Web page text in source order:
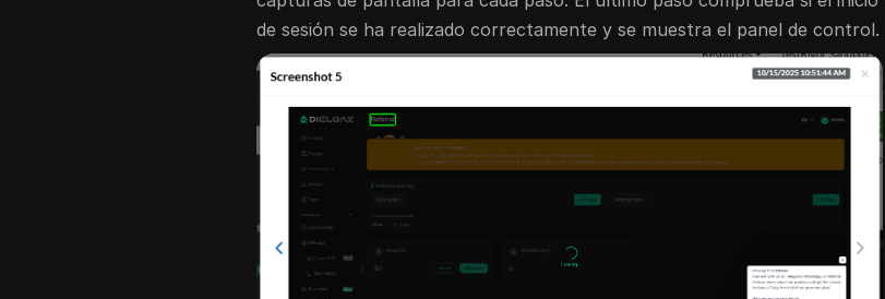
de sesión se ha realizado correctamente y se muestra el panel de control.